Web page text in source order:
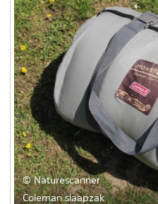
© Naturescanner
Coleman slaapzak